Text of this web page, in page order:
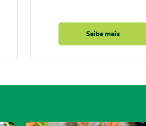
Saiba mais